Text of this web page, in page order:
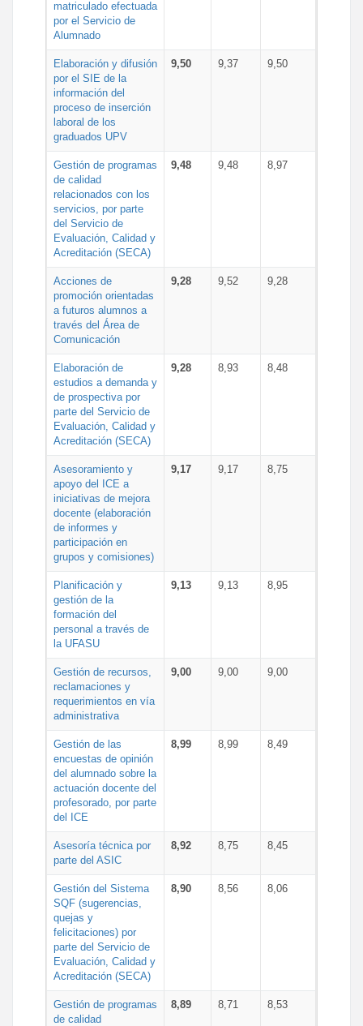
matriculado efectuada
por el Servicio de
Alumnado
Elaboración y difusión
por el SIE de la
información del
proceso de inserción
laboral de los
graduados UPV
9,50 9,37 9,50
Gestión de programas
de calidad
relacionados con los
servicios, por parte
del Servicio de
Evaluación, Calidad y
Acreditación (SECA)
9,48 9,48 8,97
Acciones de
promoción orientadas
a futuros alumnos a
través del Área de
Comunicación
9,28 9,52 9,28
Elaboración de
estudios a demanda y
de prospectiva por
parte del Servicio de
Evaluación, Calidad y
Acreditación (SECA)
9,28 8,93 8,48
Asesoramiento y
apoyo del ICE a
iniciativas de mejora
docente (elaboración
de informes y
participación en
grupos y comisiones)
9,17 9,17 8,75
Planificación y
gestión de la
formación del
personal a través de
la UFASU
9,13 9,13 8,95
Gestión de recursos,
reclamaciones y
requerimientos en vía
administrativa
9,00 9,00 9,00
Gestión de las
encuestas de opinión
del alumnado sobre la
actuación docente del
profesorado, por parte
del ICE
8,99 8,99 8,49
Asesoría técnica por
parte del ASIC
8,92 8,75 8,45
Gestión del Sistema
SQF (sugerencias,
quejas y
felicitaciones) por
parte del Servicio de
Evaluación, Calidad y
Acreditación (SECA)
8,90 8,56 8,06
Gestión de programas
de calidad
8,89 8,71 8,53